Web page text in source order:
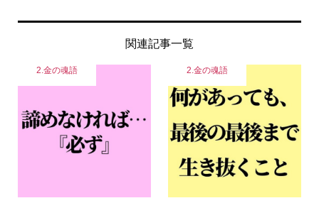
関連記事一覧
2.金の魂語 2.金の魂語